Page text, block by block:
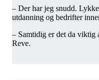
– Der har jeg snudd.
utdanning og bedrifter
– Samtidig er det da viktig
Reve.